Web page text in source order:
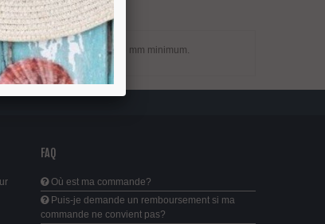
Pour porte d'épaisseur 35 mm minimum.
FAQ
Où est ma commande?
Puis-je demande un remboursement si ma
commande ne convient pas?